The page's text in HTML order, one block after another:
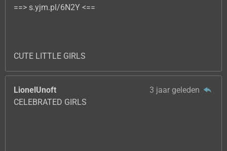
==> s.yjm.pl/6N2Y <==
CUTE LITTLE GIRLS
LionelUnoft
3 jaar geleden
CELEBRATED GIRLS